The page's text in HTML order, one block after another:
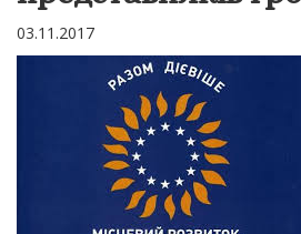
03.11.2017